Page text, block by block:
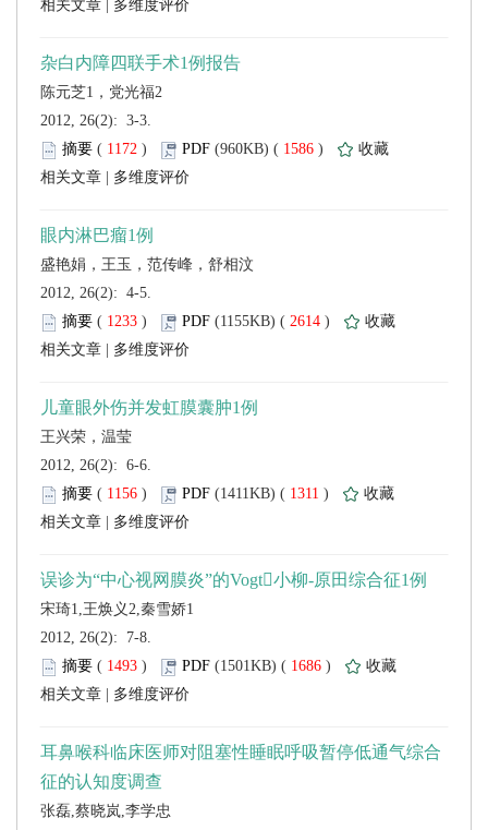
2012, 26(2): 3-3.
(
) 1586 )
2012, 26(2): 4-5.
(
) 2614 )
2012, 26(2): 6-6.
(
) 1311 )
2012, 26(2): 7-8.
(
) 1686 )